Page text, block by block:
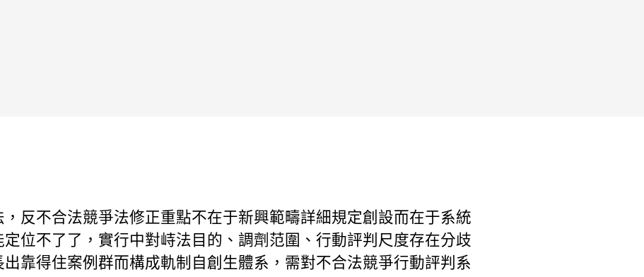
反不合法競爭法修正重點不在于新興範疇詳細規定創設而在于系統
位不了了，實行中對峙法目的、調劑范圍、行動評判尺度存在分歧
靠得住案例群而構成軌制自創生體系，需對不合法競爭行動評判系